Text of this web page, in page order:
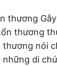
thương
thương
thương nói
những di